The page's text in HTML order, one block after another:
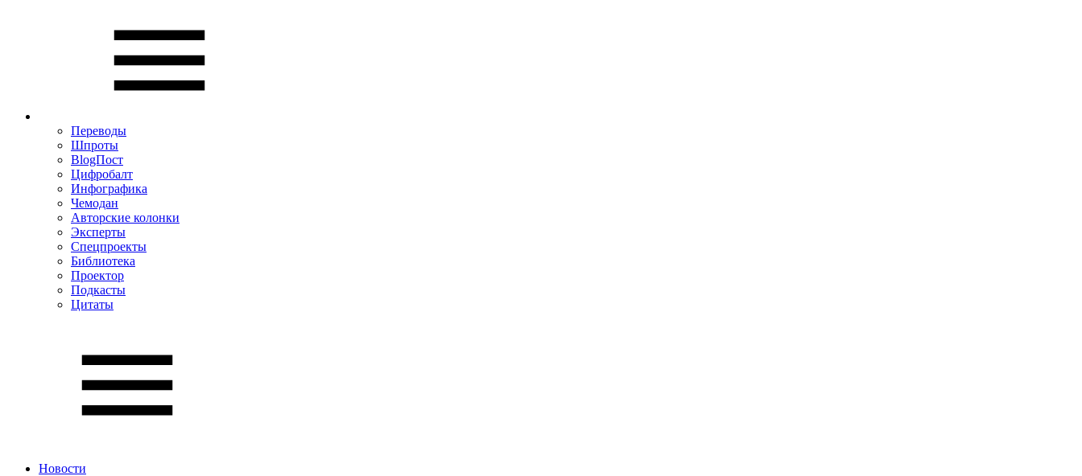
Переводы
Шпроты
BlogПост
Цифробалт
Инфографика
Чемодан
Авторские колонки
Эксперты
Спецпроекты
Библиотека
Проектор
Подкасты
Цитаты
Новости